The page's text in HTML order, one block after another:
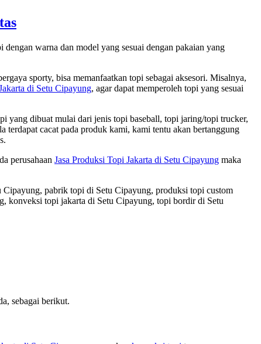
warna dan model yang sesuai dengan pakaian yang
sporty, bisa memanfaatkan topi sebagai aksesori. Misalnya,
di Setu Cipayung, agar dapat memperoleh topi yang sesuai
yang dibuat mulai dari jenis topi baseball, topi jaring/topi trucker,
cacat pada produk kami, kami tentu akan bertanggung
perusahaan Jasa Produksi Topi Jakarta di Setu Cipayung maka
pabrik topi di Setu Cipayung, produksi topi custom
konveksi topi jakarta di Setu Cipayung, topi bordir di Setu
sebagai berikut.